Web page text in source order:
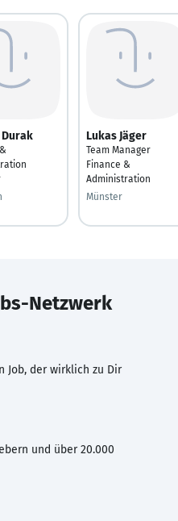
Lukas Jäger
Team Manager
Finance &
Administration
Münster
Netzwerk
Job, der wirklich zu Dir
und über 20.000